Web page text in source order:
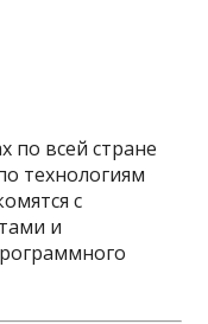
по всей стране
технологиям
с
и